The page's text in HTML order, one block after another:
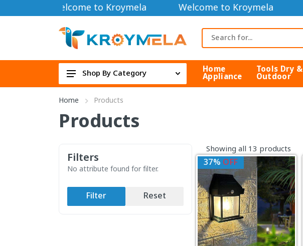
Welcome to Kroymela Welcome to Kroymela
TOOLS DIY & OUTDOOR
HOME APPLIANCE
Electric & Electronics
Health & Beauty
TOYS & GAME DEVICE
Shop By Category Home
Appliance
Tools Dry &
Outdoor
Home Products
Products
Filters
No attribute found for filter.
Filter Reset
Showing all 13 products
37% OFF